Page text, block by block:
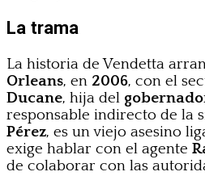
La trama
La historia de Vendetta
Orleans, en 2006, con el
Ducane, hija del
responsable indirecto de la
Pérez, es un viejo asesino
exige hablar con el agente
de colaborar con las